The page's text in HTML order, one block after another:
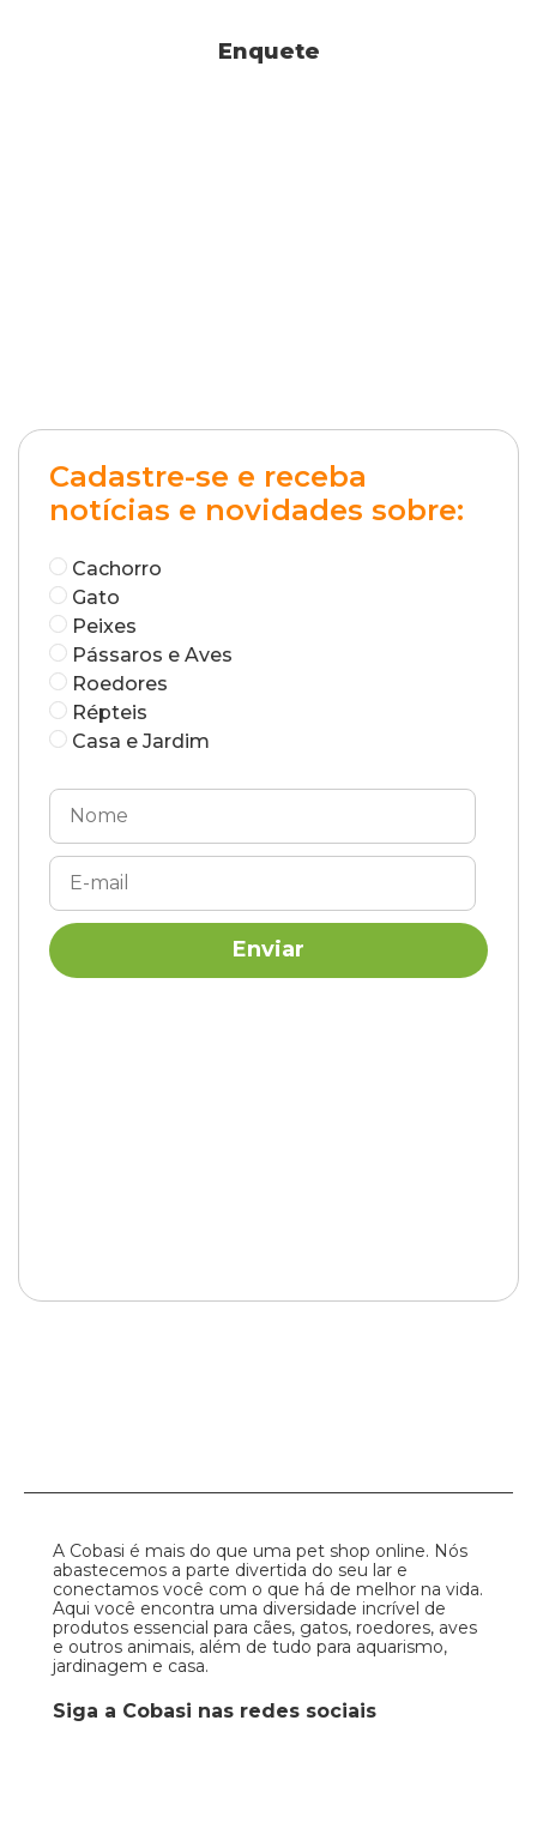
Enquete
Cadastre-se e receba
notícias e novidades sobre:
Cachorro
Gato
Peixes
Pássaros e Aves
Roedores
Répteis
Casa e Jardim
A Cobasi é mais do que uma pet shop online. Nós
abastecemos a parte divertida do seu lar e
conectamos você com o que há de melhor na vida.
Aqui você encontra uma diversidade incrível de
produtos essencial para cães, gatos, roedores, aves
e outros animais, além de tudo para aquarismo,
jardinagem e casa.
Siga a Cobasi nas redes sociais